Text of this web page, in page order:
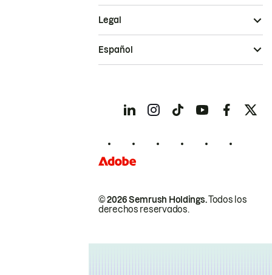
© 2026 Semrush Holdings.Todos los
derechos reservados.
Legal
Español